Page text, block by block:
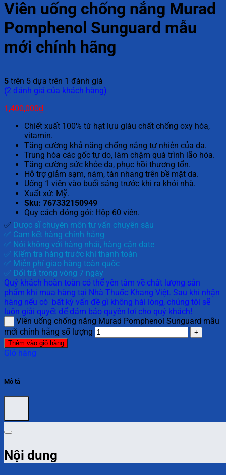
Viên uống chống nắng Murad
Pomphenol Sunguard mẫu
mới chính hãng
5 trên 5 dựa trên 1 đánh giá
(2 đánh giá của khách hàng)
1,400,000₫
Chiết xuất 100% từ hạt lựu giàu chất chống oxy hóa,
vitamin.
Tăng cường khả năng chống nắng tự nhiên của da.
Trung hòa các gốc tự do, làm chậm quá trình lão hóa.
Tăng cường sức khỏe da, phục hồi thương tổn.
Hỗ trợ giảm sạm, nám, tàn nhang trên bề mặt da.
Uống 1 viên vào buổi sáng trước khi ra khỏi nhà.
Xuất xứ: Mỹ.
Sku: 767332150949
Quy cách đóng gói: Hộp 60 viên.
✅ Dược sĩ chuyên môn tư vấn chuyên sâu
✅ Cam kết hàng chính hãng
✅ Nói không với hàng nhái, hàng cận date
✅ Kiểm tra hàng trước khi thanh toán
✅ Miễn phí giao hàng toàn quốc
✅ Đổi trả trong vòng 7 ngày
Quý khách hoàn toàn có thể yên tâm về chất lượng sản
phẩm khi mua hàng tại Nhà Thuốc Khang Việt. Sau khi nhận
hàng nếu có bất kỳ vấn đề gì không hài lòng, chúng tôi sẽ
luôn giải quyết để đảm bảo quyền lợi cho quý khách!
Viên uống chống nắng Murad Pomphenol Sunguard mẫu
mới chính hãng số lượng
Thêm vào giỏ hàng
Giỏ hàng
Mô tả
Nội dung